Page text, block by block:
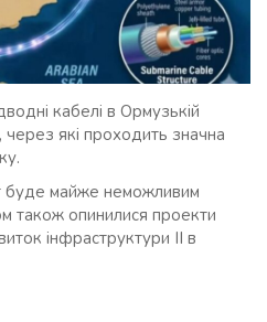
кабелі в Ормузькій
які проходить значна
буде майже неможливим
також опинилися проекти
інфраструктури ІІ в